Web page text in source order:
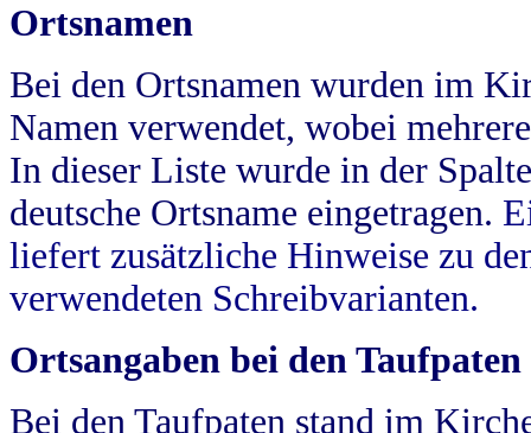
Ortsnamen
Bei den Ortsnamen wurden im
Namen verwendet, wobei
In dieser Liste wurde in der
deutsche Ortsname eingetragen.
liefert zusätzliche Hinweise zu
verwendeten Schreibvarianten.
Ortsangaben bei den Taufpaten
Bei den Taufpaten stand im